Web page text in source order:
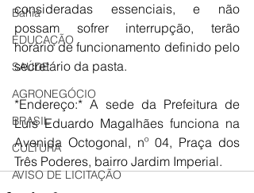
Bahia
EDUCAÇÃO
SAÚDE
AGRONEGÓCIO
BRASIL
CULTURA
AVISO DE LICITAÇÃO
consideradas essenciais, e não
possam sofrer interrupção, terão
horário de funcionamento definido pelo
secretário da pasta.
*Endereço:* A sede da Prefeitura de
Luís Eduardo Magalhães funciona na
Avenida Octogonal, nº 04, Praça dos
Três Poderes, bairro Jardim Imperial.